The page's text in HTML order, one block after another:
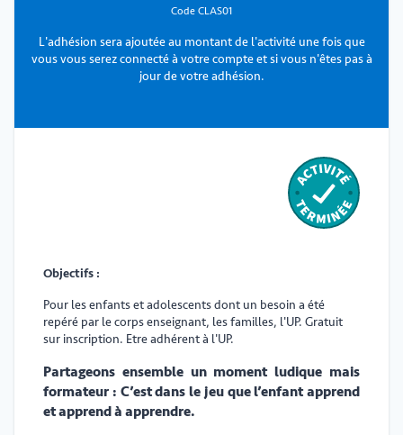
Code CLAS01
L'adhésion sera ajoutée au montant de l'activité une fois que
vous vous serez connecté à votre compte et si vous n'êtes pas à
jour de votre adhésion.
Objectifs :
Pour les enfants et adolescents dont un besoin a été
repéré par le corps enseignant, les familles, l'UP. Gratuit
sur inscription. Etre adhérent à l'UP.
Partageons ensemble un moment ludique mais
formateur : C’est dans le jeu que l’enfant apprend
et apprend à apprendre.